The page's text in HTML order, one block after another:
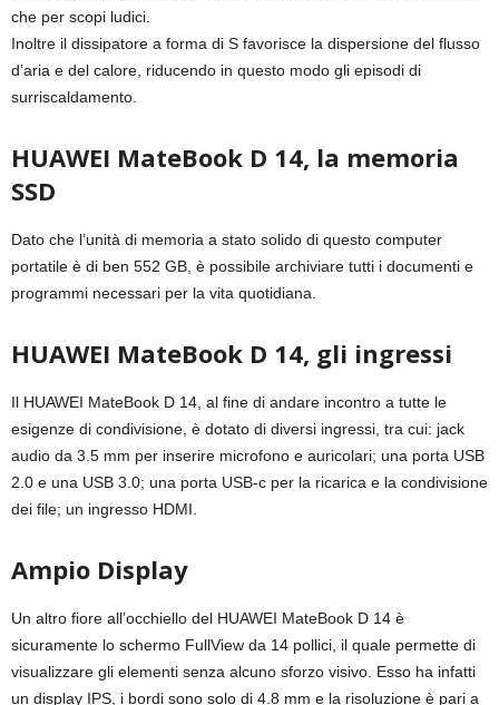
che per scopi ludici.
Inoltre il dissipatore a forma di S favorisce la dispersione del flusso
d’aria e del calore, riducendo in questo modo gli episodi di
surriscaldamento.
HUAWEI MateBook D 14, la memoria
SSD
Dato che l’unità di memoria a stato solido di questo computer
portatile è di ben 552 GB, è possibile archiviare tutti i documenti e
programmi necessari per la vita quotidiana.
HUAWEI MateBook D 14, gli ingressi
Il HUAWEI MateBook D 14, al fine di andare incontro a tutte le
esigenze di condivisione, è dotato di diversi ingressi, tra cui: jack
audio da 3.5 mm per inserire microfono e auricolari; una porta USB
2.0 e una USB 3.0; una porta USB-c per la ricarica e la condivisione
dei file; un ingresso HDMI.
Ampio Display
Un altro fiore all’occhiello del HUAWEI MateBook D 14 è
sicuramente lo schermo FullView da 14 pollici, il quale permette di
visualizzare gli elementi senza alcuno sforzo visivo. Esso ha infatti
un display IPS, i bordi sono solo di 4.8 mm e la risoluzione è pari a